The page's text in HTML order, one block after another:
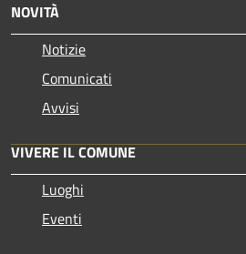
NOVITÀ
Notizie
Comunicati
Avvisi
VIVERE IL COMUNE
Luoghi
Eventi